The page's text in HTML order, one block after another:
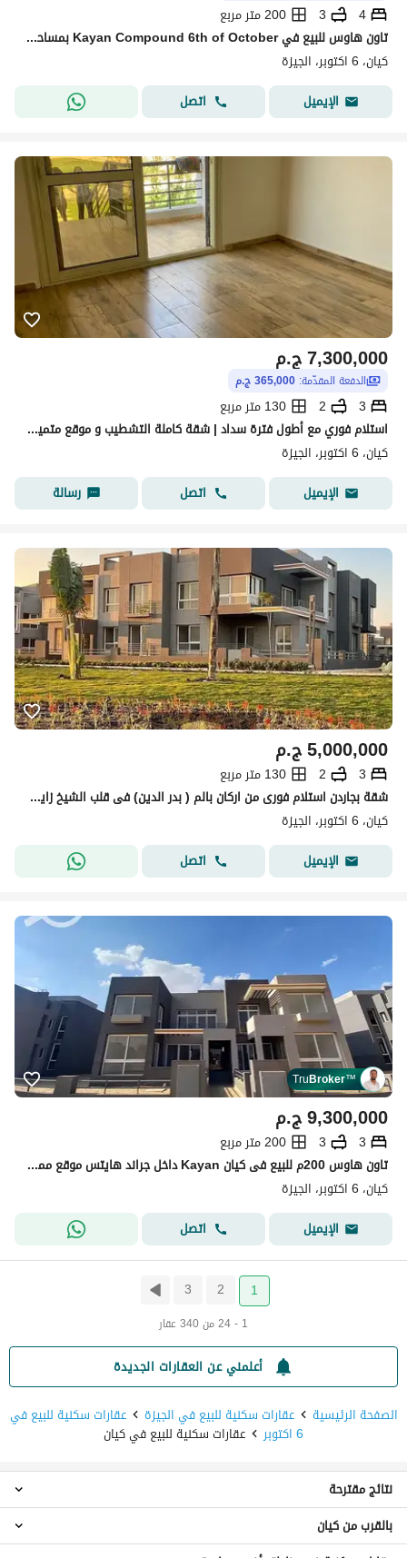
4
3
200 متر مربع
تاون هاوس للبيع في Kayan Compound 6th of October بمساحه 200م مباني و 150م أرض
كيان، 6 اكتوبر، الجيزة
الإيميل
اتصل
ج.م7,300,000
الدفعة المقدّمة: 365,000 ج.م
3
2
130 متر مربع
استلام فوري مع أطول فترة سداد | شقة كاملة التشطيب و موقع متميز على الاندسكيب ومساحات خضراء | قريب من كل الخدمات
كيان، 6 اكتوبر، الجيزة
الإيميل
اتصل رسالة
ج.م5,000,000
3
2
130 متر مربع
شقة بجاردن استلام فورى من اركان بالم ( بدر الدين) فى قلب الشيخ زايد و دقائق من وصلة دهشور
كيان، 6 اكتوبر، الجيزة
الإيميل
اتصل
TruBroker™
ج.م9,300,000
3
3
200 متر مربع
تاون هاوس 200م للبيع فى كيان Kayan داخل جراند هايتس موقع مميز بأقل سعر فى 6 أكتوبر
كيان، 6 اكتوبر، الجيزة
الإيميل
اتصل
1
2
3
1 - 24 من 340 عقار
أعلمني عن العقارات الجديدة
الصفحة الرئيسية
عقارات سكنية للبيع في الجيزة عقارات سكنية للبيع في
6 اكتوبر عقارات سكنية للبيع في كيان
عقارات استوديو للبيع في كيان
عقارات 1 غرفة نوم للبيع في كيان
نتائج مقترحة
بالقرب من كيان